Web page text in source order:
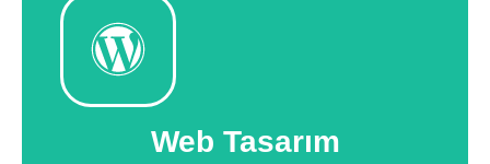
Web Tasarım
Web Tasarım Hizmetleri
medyanıza güç katabilirsiniz.